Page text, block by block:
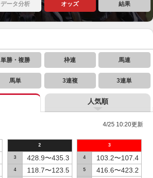
データ分析 オッズ 結果
単勝・複勝 枠連 馬連
馬単 3連複 3連単
人気順
4/25 10:20更新
2
3 428.9〜435.3
4 118.7〜123.5
3
4 103.2〜107.4
5 416.6〜423.2